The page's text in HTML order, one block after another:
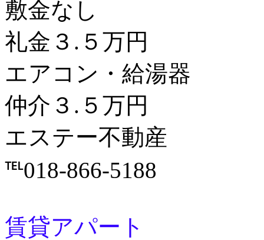
敷金なし
礼金３.５万円
エアコン・給湯器
仲介３.５万円
エステー不動産
℡018-866-5188
賃貸アパート